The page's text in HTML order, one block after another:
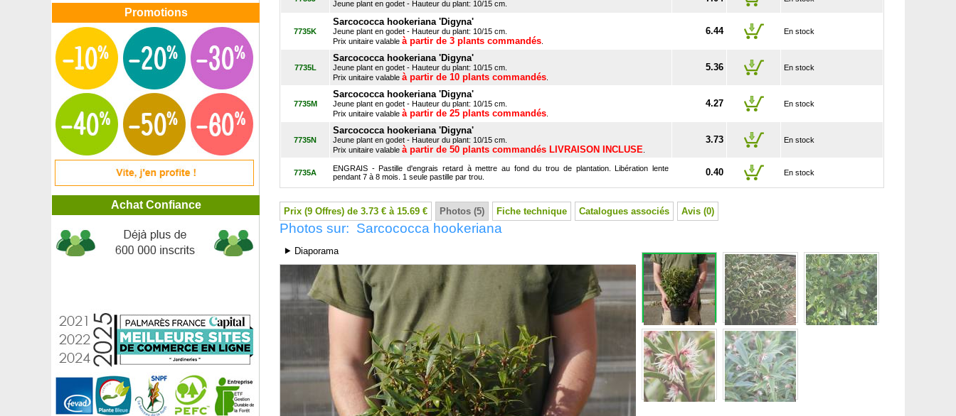
Promotions
Achat Confiance
Rosier 'Rhapsody in Blue'
Rosier 'Rimosa'
Rosier 'Roald Dahl'
Rosier 'Rochemenier Village'
Rosier 'Rock n Roll'
Rosier Rose des peintres
Rosier 'Roseraie de l'Hay'
Rosier 'Roxane'
Rosier 'Ruby Ruby'
Rosier rugueux
Rosier 'Sahara'
Rosier 'Sandrine Quétier'
Rosier 'Scepter'd Isle'
Rosier 'Sorbet Fruité'
Rosier 'Stanwell Perpetual'
Rosier 'St. Swithun'
Rosier 'Vihaïpi'
Rosier 'Westerland'
Rosier 'William Shakespeare 2000'
Rosier 'Wisley 2008'
Safran
Sagine subulée
Salicorne, Cornichon de mer
Jeune plant en godet - Hauteur du plant: 10/15 cm.
7735K
Sarcococca hookeriana 'Digyna'
Jeune plant en godet - Hauteur du plant: 10/15 cm.
Prix unitaire valable à partir de 3 plants commandés
6.44 En stock
7735L
Sarcococca hookeriana 'Digyna'
Jeune plant en godet - Hauteur du plant: 10/15 cm.
Prix unitaire valable à partir de 10 plants commandés
5.36 En stock
7735M
Sarcococca hookeriana 'Digyna'
Jeune plant en godet - Hauteur du plant: 10/15 cm.
Prix unitaire valable à partir de 25 plants commandés
4.27 En stock
7735N
Sarcococca hookeriana 'Digyna'
Jeune plant en godet - Hauteur du plant: 10/15 cm.
Prix unitaire valable à partir de 50 plants commandés LIVRAISON INCLUSE
3.73 En stock
7735A
ENGRAIS - Pastille d'engrais retard à mettre au fond du trou de plantation. Libération lente
pendant 7 à 8 mois. 1 seule pastille par trou.
0.40 En stock
Prix (9 Offres) de 3.73 € à 15.69 € Photos (5) Fiche technique Catalogues associés Avis (0)
Photos sur: Sarcococca hookeriana
⯈ Diaporama